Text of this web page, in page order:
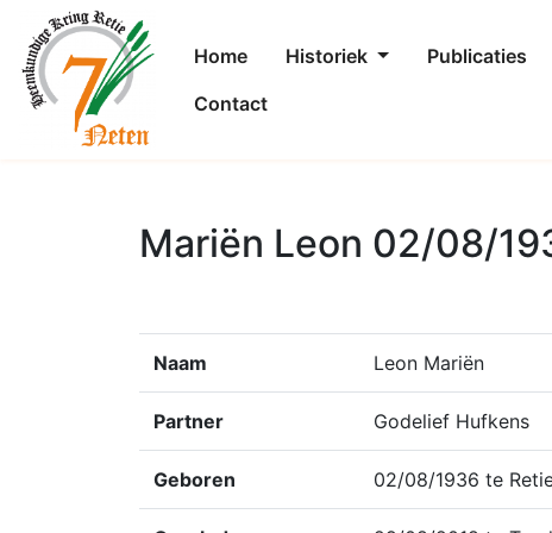
Home Historiek Publicaties
Contact
Mariën Leon 02/08/
Naam Leon Mariën
Partner Godelief Hufkens
Geboren 02/08/1936 te